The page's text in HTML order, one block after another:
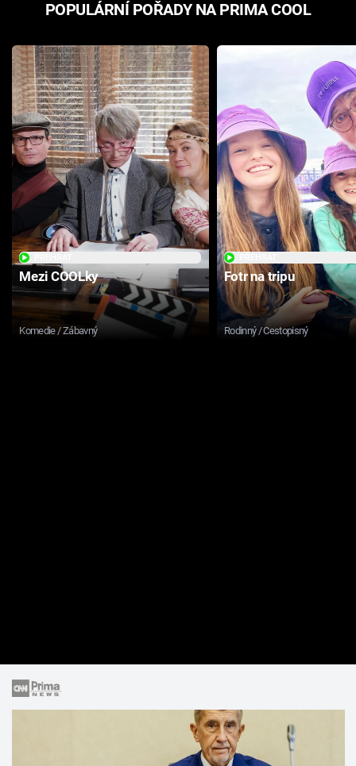
POPULÁRNÍ POŘADY NA PRIMA COOL
Mezi COOLky
Komedie / Zábavný
Fotr na tripu
Rodinný / Cestopisný